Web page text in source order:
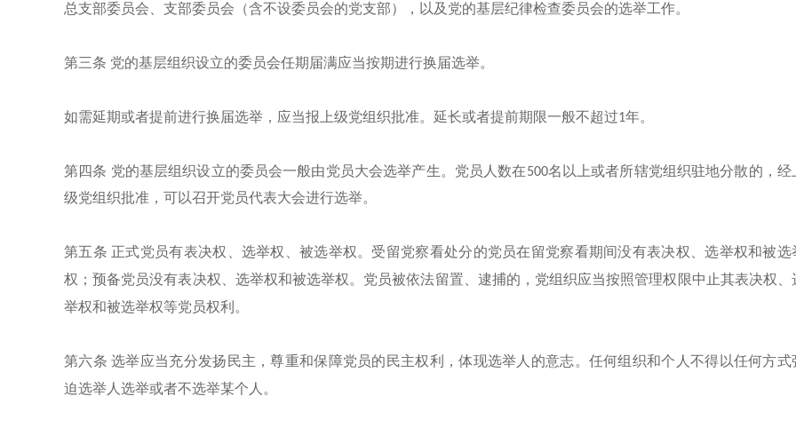
总支部委员会、支部委员会（含不设委员会的党支部），以及党的基层纪律检查委员会的选举工作。
第三条 党的基层组织设立的委员会任期届满应当按期进行换届选举。
如需延期或者提前进行换届选举，应当报上级党组织批准。延长或者提前期限一般不超过1年。
第四条 党的基层组织设立的委员会一般由党员大会选举产生。党员人数在500名以上或者所辖党组织驻地分散的，经
级党组织批准，可以召开党员代表大会进行选举。
第五条 正式党员有表决权、选举权、被选举权。受留党察看处分的党员在留党察看期间没有表决权、选举权和被选
权；预备党员没有表决权、选举权和被选举权。党员被依法留置、逮捕的，党组织应当按照管理权限中止其表决权、
举权和被选举权等党员权利。
第六条 选举应当充分发扬民主，尊重和保障党员的民主权利，体现选举人的意志。任何组织和个人不得以任何方式
迫选举人选举或者不选举某个人。